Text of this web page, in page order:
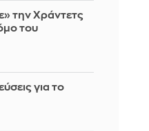
την Χράντετς
του
για το